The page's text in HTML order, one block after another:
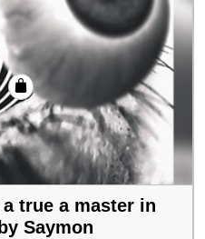
a true a master in
Saymon